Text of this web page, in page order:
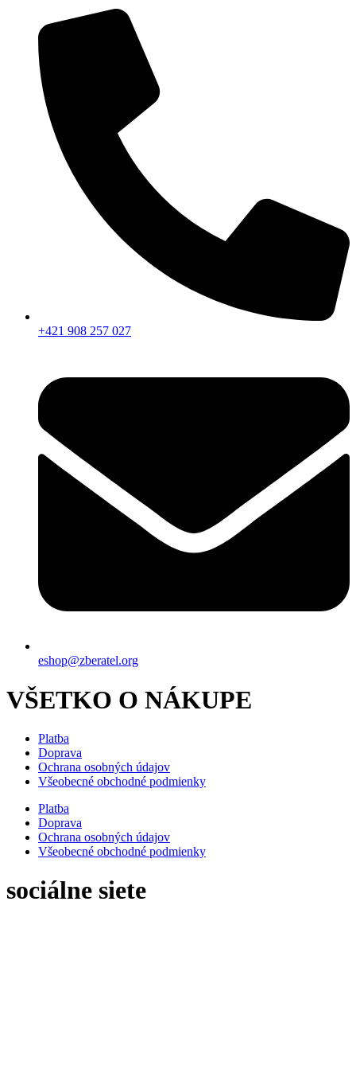
+421 908 257 027
eshop@zberatel.org
VŠETKO O NÁKUPE
Platba
Doprava
Ochrana osobných údajov
Všeobecné obchodné podmienky
Platba
Doprava
Ochrana osobných údajov
Všeobecné obchodné podmienky
sociálne siete